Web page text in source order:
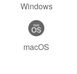
Windows
macOS